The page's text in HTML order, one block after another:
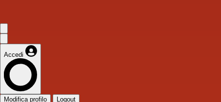
Accedi
Modifica profilo Logout